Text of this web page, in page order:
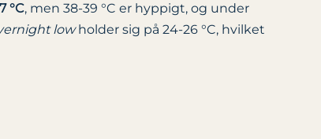
°C, men 38-39 °C er hyppigt, og under
lowholder sig på 24-26 °C, hvilket